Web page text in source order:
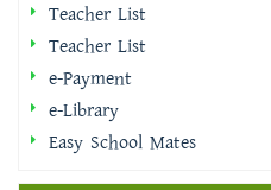
Teacher List
Teacher List
e-Payment
e-Library
Easy School Mates